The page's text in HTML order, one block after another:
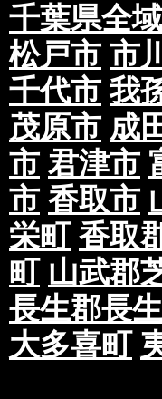
千葉県全
松戸市 市
千代市 我
茂原市 成
市 君津市
市 香取市
栄町 香取
町 山武郡
長生郡長
大多喜町